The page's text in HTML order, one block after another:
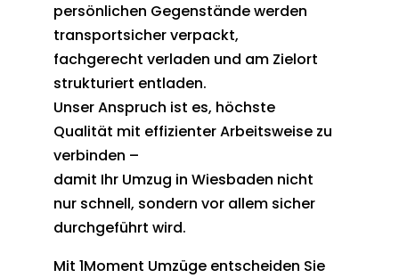
persönlichen Gegenstände werden
transportsicher verpackt,
fachgerecht verladen und am Zielort
strukturiert entladen.
Unser Anspruch ist es, höchste
Qualität mit effizienter Arbeitsweise zu
verbinden –
damit Ihr Umzug in Wiesbaden nicht
nur schnell, sondern vor allem sicher
durchgeführt wird.
Mit 1Moment Umzüge entscheiden Sie